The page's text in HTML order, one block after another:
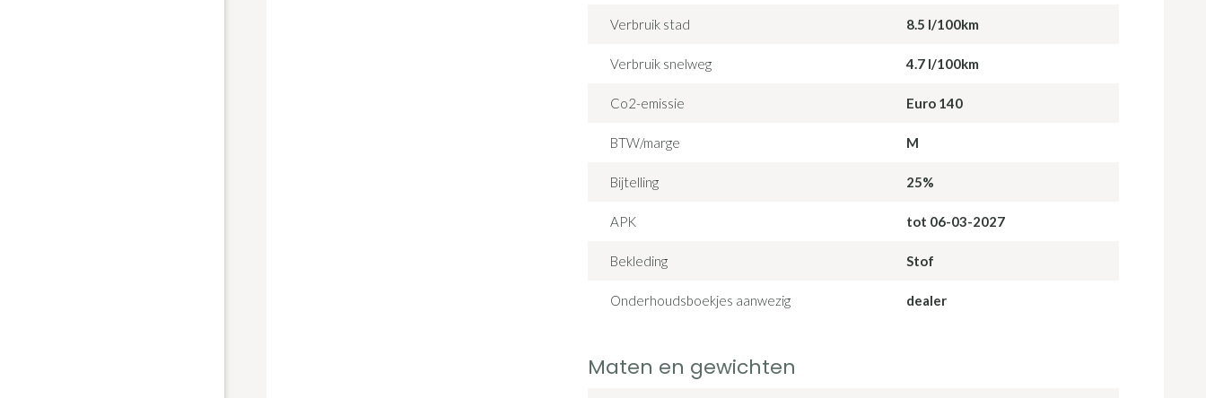
Verbruik stad 8.5 l/100km
Verbruik snelweg 4.7 l/100km
Co2-emissie Euro 140
BTW/marge M
Bijtelling 25%
APK tot 06-03-2027
Bekleding Stof
Onderhoudsboekjes aanwezig dealer
Maten en gewichten